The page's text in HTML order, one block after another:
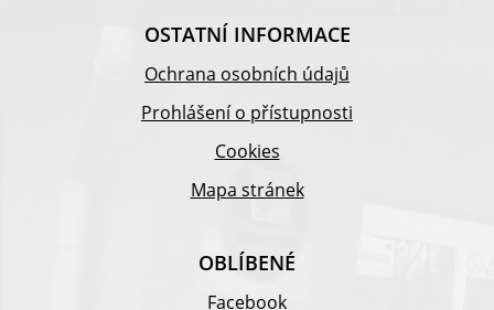
OSTATNÍ INFORMACE
Ochrana osobních údajů
Prohlášení o přístupnosti
Cookies
Mapa stránek
OBLÍBENÉ
Facebook